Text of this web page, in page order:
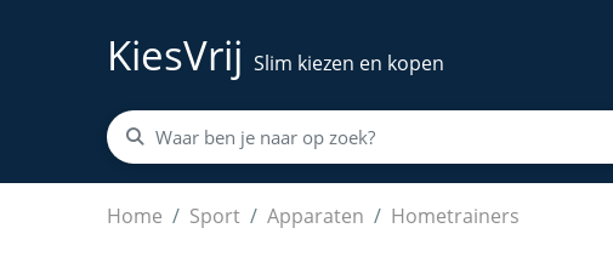
KiesVrij Slim kiezen en kopen
Home Sport Apparaten Hometrainers
FitBuddy Pilates Reformer Board – Multifunctioneel